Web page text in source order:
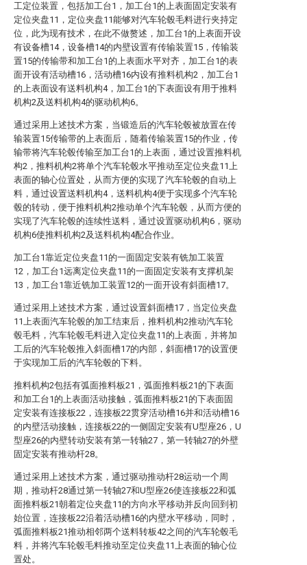
工定位装置，包括加工台1，加工台1的上表面固定安装有
定位夹盘11，定位夹盘11能够对汽车轮毂毛料进行夹持定
位，此为现有技术，在此不做赘述，加工台1的上表面开设
有设备槽14，设备槽14的内壁设置有传输装置15，传输装
置15的传输带和加工台1的上表面水平对齐，加工台1的表
面开设有活动槽16，活动槽16内设有推料机构2，加工台1
的上表面设有送料机构4，加工台1的下表面设有用于推料
机构2及送料机构4的驱动机构6。
通过采用上述技术方案，当锻造后的汽车轮毂被放置在传
输装置15传输带的上表面后，随着传输装置15的作业，传
输带将汽车轮毂传输至加工台1的上表面，通过设置推料机
构2，推料机构2将单个汽车轮毂水平推动至定位夹盘11上
表面的轴心位置处，从而方便的实现了汽车轮毂的自动上
料，通过设置送料机构4，送料机构4便于实现多个汽车轮
毂的转动，便于推料机构2推动单个汽车轮毂，从而方便的
实现了汽车轮毂的连续性送料，通过设置驱动机构6，驱动
机构6使推料机构2及送料机构4配合作业。
加工台1靠近定位夹盘11的一面固定安装有铣加工装置
12，加工台1远离定位夹盘11的一面固定安装有支撑机架
13，加工台1靠近铣加工装置12的一面开设有斜面槽17。
通过采用上述技术方案，通过设置斜面槽17，当定位夹盘
11上表面汽车轮毂的加工结束后，推料机构2推动汽车轮
毂毛料，汽车轮毂毛料进入定位夹盘11的上表面，并将加
工后的汽车轮毂推入斜面槽17的内部，斜面槽17的设置便
于实现加工后的汽车轮毂的下料。
推料机构2包括有弧面推料板21，弧面推料板21的下表面
和加工台1的上表面活动接触，弧面推料板21的下表面固
定安装有连接板22，连接板22贯穿活动槽16并和活动槽16
的内壁活动接触，连接板22的一侧固定安装有U型座26，U
型座26的内壁转动安装有第一转轴27，第一转轴27的外壁
固定安装有推动杆28。
通过采用上述技术方案，通过驱动推动杆28运动一个周
期，推动杆28通过第一转轴27和U型座26使连接板22和弧
面推料板21朝着定位夹盘11的方向水平移动并反向回到初
始位置，连接板22沿着活动槽16的内壁水平移动，同时，
弧面推料板21推动相邻两个送料转板42之间的汽车轮毂毛
料，并将汽车轮毂毛料推动至定位夹盘11上表面的轴心位
置处。